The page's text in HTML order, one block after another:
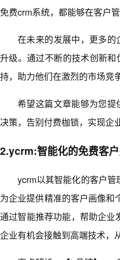
免费crm系统，都能够在客户
在未来的发展中，更多
升级。通过不断的技术创新
持，助力他们在激烈的市场竞
希望这篇文章能够为您
决策，告别付费枷锁，实现企
2.ycrm:智能化的免费客
ycrm以其智能化的客户
为企业提供精准的客户画像
通过智能推荐功能，帮助企
企业有机会接触到高端技术，